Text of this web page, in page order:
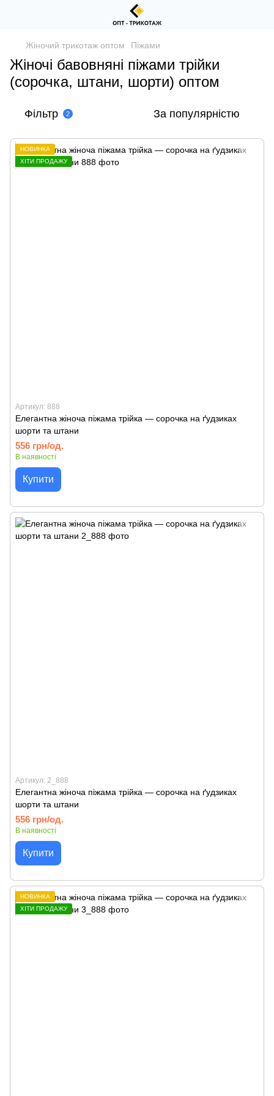
Жіночий трикотаж оптом Піжами
Жіночі бавовняні піжами трійки
(сорочка, штани, шорти) оптом
Фільтр 2 За популярністю
НОВИНКА
ХІТИ ПРОДАЖУ
Артикул: 888
Елегантна жіноча піжама трійка — сорочка на ґудзиках
шорти та штани
556 грн/од.
В наявності
Купити
Артикул: 2_888
Елегантна жіноча піжама трійка — сорочка на ґудзиках
шорти та штани
556 грн/од.
В наявності
Купити
НОВИНКА
ХІТИ ПРОДАЖУ